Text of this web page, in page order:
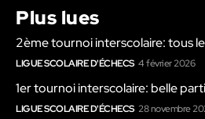
Plus lues
2ème tournoi interscolaire: tous
LIGUE SCOLAIRE D'ÉCHECS 4 février 2026
1er tournoi interscolaire: belle
LIGUE SCOLAIRE D'ÉCHECS 28 novembre